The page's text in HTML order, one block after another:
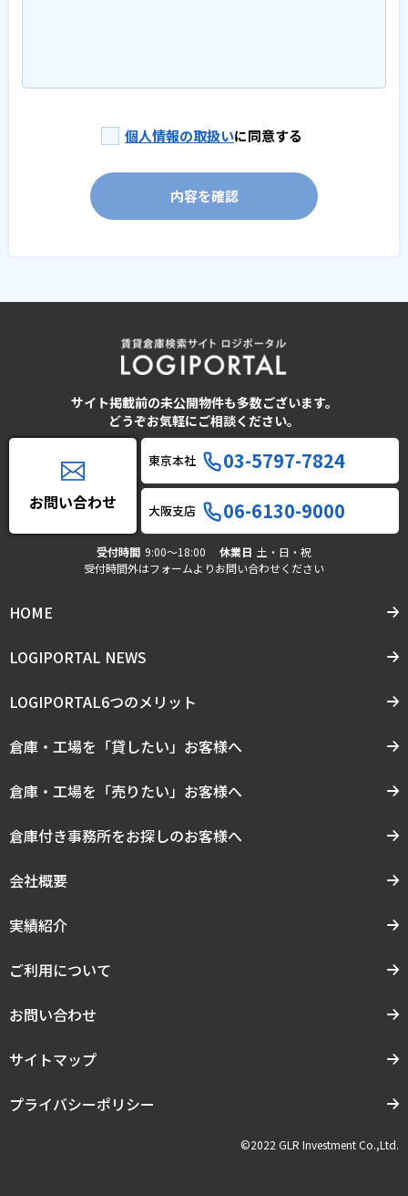
個人情報の取扱いに同意する
内容を確認
サイト掲載前の未公開物件も多数ございます。
どうぞお気軽にご相談ください。
お問い合わせ
東京本社 03-5797-7824
大阪支店 06-6130-9000
受付時間 9:00〜18:00 休業日 土・日・祝
受付時間外はフォームよりお問い合わせください
HOME
LOGIPORTAL NEWS
LOGIPORTAL6つのメリット
倉庫・工場を「貸したい」お客様へ
倉庫・工場を「売りたい」お客様へ
倉庫付き事務所をお探しのお客様へ
会社概要
実績紹介
ご利用について
お問い合わせ
サイトマップ
プライバシーポリシー
©2022 GLR Investment Co.,Ltd.